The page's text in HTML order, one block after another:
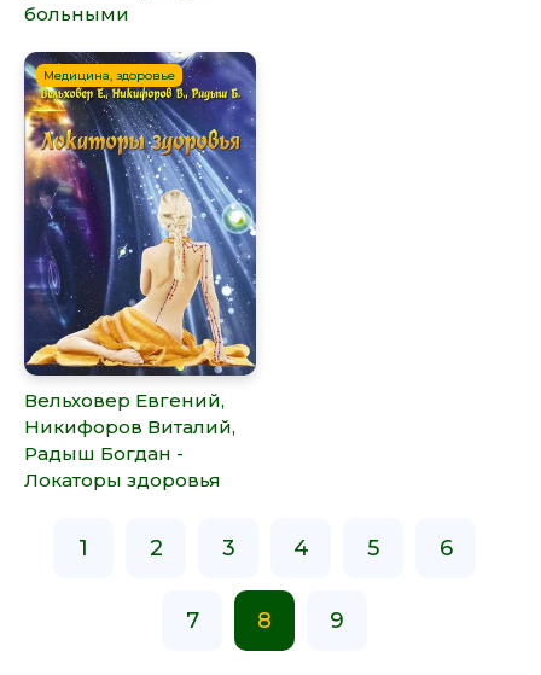
больными
Медицина, здоровье
Вельховер Евгений,
Никифоров Виталий,
Радыш Богдан -
Локаторы здоровья
1 2 3 4 5 6
7 8 9